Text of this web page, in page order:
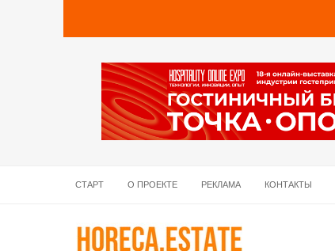
СТАРТ О ПРОЕКТЕ РЕКЛАМА КОНТАКТЫ